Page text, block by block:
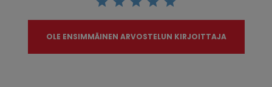
OLE ENSIMMÄINEN ARVOSTELUN KIRJOITTAJA